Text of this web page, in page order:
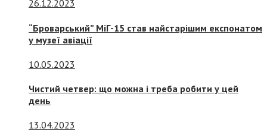
26.12.2023
“Броварський” МіГ-15 став найстарішим експонатом
у музеї авіації
10.05.2023
Чистий четвер: що можна і треба робити у цей
день
13.04.2023